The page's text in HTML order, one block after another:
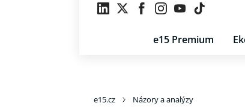
e15 Premium
e15.cz Názory a analýzy